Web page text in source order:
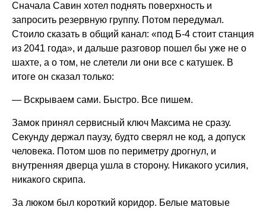
Сначала Савин хотел поднять поверхность и
запросить резервную группу. Потом передумал.
Стоило сказать в общий канал: «под Б-4 стоит станция
из 2041 года», и дальше разговор пошел бы уже не о
шахте, а о том, не слетели ли они все с катушек. В
итоге он сказал только:
— Вскрываем сами. Быстро. Все пишем.
Замок принял сервисный ключ Максима не сразу.
Секунду держал паузу, будто сверял не код, а допуск
человека. Потом шов по периметру дрогнул, и
внутренняя дверца ушла в сторону. Никакого усилия,
никакого скрипа.
За люком был короткий коридор. Белые матовые